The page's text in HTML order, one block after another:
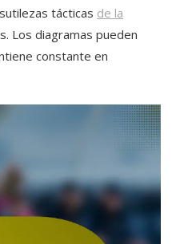
tácticas de la
Los diagramas pueden
constante en